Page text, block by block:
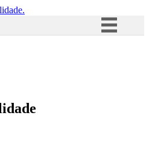
Acesso à informação